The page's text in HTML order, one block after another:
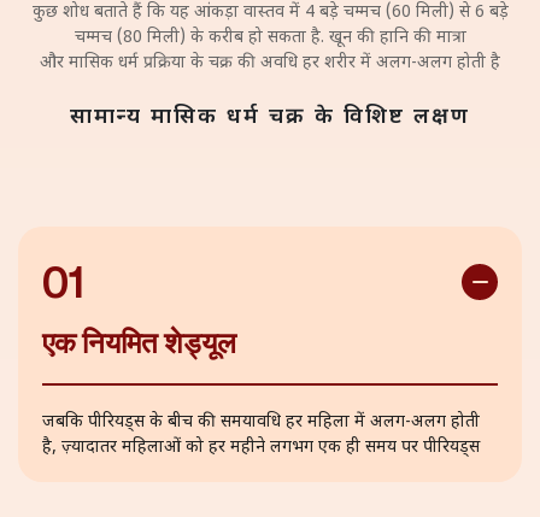
कुछ शोध बताते हैं कि यह आंकड़ा वास्तव में 4 बड़े चम्मच (60 मिली) से 6 बड़े
चम्मच (80 मिली) के करीब हो सकता है. खून की हानि की मात्रा
और मासिक धर्म प्रक्रिया के चक्र की अवधि हर शरीर में अलग-अलग होती है
सामान्य मासिक धर्म चक्र के विशिष्ट लक्षण
01
एक नियमित शेड्यूल
जबकि पीरियड्स के बीच की समयावधि हर महिला में अलग-अलग होती
है, ज़्यादातर महिलाओं को हर महीने लगभग एक ही समय पर पीरियड्स